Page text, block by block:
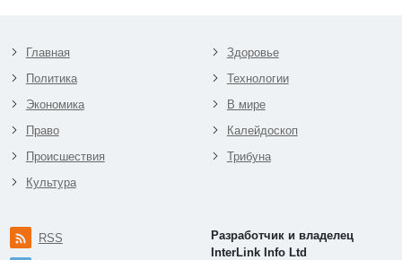
Главная
Политика
Экономика
Право
Происшествия
Культура
Здоровье
Технологии
В мире
Калейдоскоп
Трибуна
RSS
Разработчик и владелец
InterLink Info Ltd